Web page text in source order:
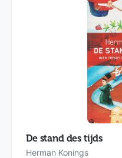
De stand des tijds
Herman Konings